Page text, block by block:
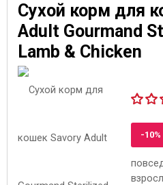
Сухой корм для
Adult Gourmand
Lamb & Chicken
-10%